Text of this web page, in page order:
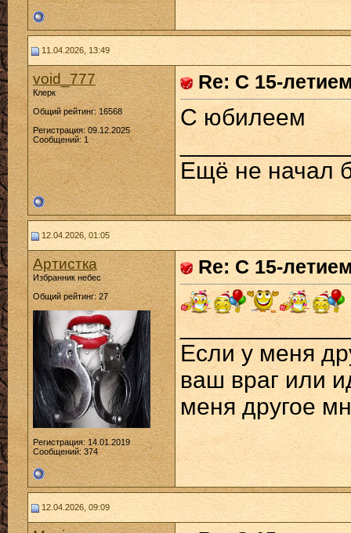
11.04.2026, 13:49
void_777
Клерк
Общий рейтинг: 16568
Регистрация: 09.12.2025
Сообщений: 1
Re: С 15-
С юбилеем
Ещё не начал
12.04.2026, 01:05
Артистка
Избранник небес
Общий рейтинг: 27
Регистрация: 14.01.2019
Сообщений: 374
Re: С 15-
Если у меня
ваш враг или
меня другое
12.04.2026, 09:09